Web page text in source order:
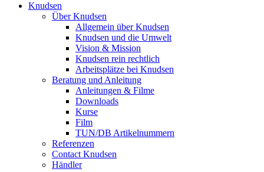
Knudsen
Über Knudsen
Allgemein über Knudsen
Knudsen und die Umwelt
Vision & Mission
Knudsen rein rechtlich
Arbeitsplätze bei Knudsen
Beratung und Anleitung
Anleitungen & Filme
Downloads
Kurse
Film
TUN/DB Artikelnummern
Referenzen
Contact Knudsen
Händler